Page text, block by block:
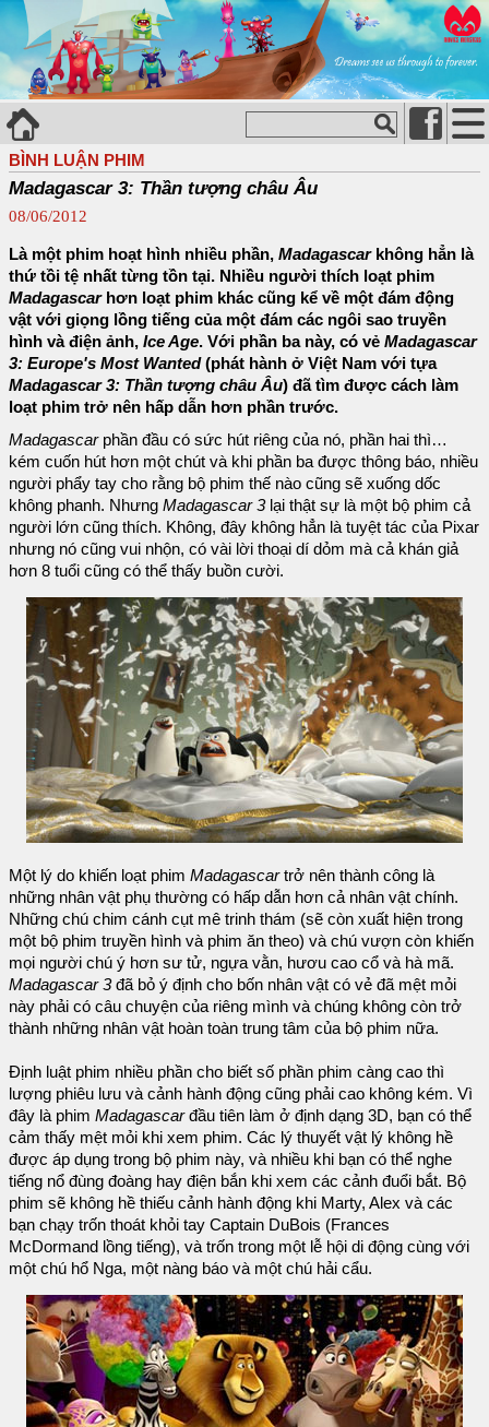
BÌNH LUẬN PHIM
Madagascar 3: Thần tượng châu Âu
08/06/2012
Là một phim hoạt hình nhiều phần, Madagascarkhông hẳn là
thứ tồi tệ nhất từng tồn tại. Nhiều người thích loạt phim
Madagascarhơn loạt phim khác cũng kể về một đám động
vật với giọng lồng tiếng của một đám các ngôi sao truyền
hình và điện ảnh, Ice Age. Với phần ba này, có vẻ Madagascar
3: Europe's Most Wanted(phát hành ở Việt Nam với tựa
Madagascar 3: Thần tượng châu Âu) đã tìm được cách làm
loạt phim trở nên hấp dẫn hơn phần trước.
Madagascarphần đầu có sức hút riêng của nó, phần hai thì…
kém cuốn hút hơn một chút và khi phần ba được thông báo, nhiều
người phẩy tay cho rằng bộ phim thế nào cũng sẽ xuống dốc
không phanh. Nhưng Madagascar 3lại thật sự là một bộ phim cả
người lớn cũng thích. Không, đây không hẳn là tuyệt tác của Pixar
nhưng nó cũng vui nhộn, có vài lời thoại dí dỏm mà cả khán giả
hơn 8 tuổi cũng có thể thấy buồn cười.
Một lý do khiến loạt phim Madagascartrở nên thành công là
những nhân vật phụ thường có hấp dẫn hơn cả nhân vật chính.
Những chú chim cánh cụt mê trinh thám (sẽ còn xuất hiện trong
một bộ phim truyền hình và phim ăn theo) và chú vượn còn khiến
mọi người chú ý hơn sư tử, ngựa vằn, hươu cao cổ và hà mã.
Madagascar 3đã bỏ ý định cho bốn nhân vật có vẻ đã mệt mỏi
này phải có câu chuyện của riêng mình và chúng không còn trở
thành những nhân vật hoàn toàn trung tâm của bộ phim nữa.
Định luật phim nhiều phần cho biết số phần phim càng cao thì
lượng phiêu lưu và cảnh hành động cũng phải cao không kém. Vì
đây là phim Madagascarđầu tiên làm ở định dạng 3D, bạn có thể
cảm thấy mệt mỏi khi xem phim. Các lý thuyết vật lý không hề
được áp dụng trong bộ phim này, và nhiều khi bạn có thể nghe
tiếng nổ đùng đoàng hay điện bắn khi xem các cảnh đuổi bắt. Bộ
phim sẽ không hề thiếu cảnh hành động khi Marty, Alex và các
bạn chạy trốn thoát khỏi tay Captain DuBois (Frances
McDormand lồng tiếng), và trốn trong một lễ hội di động cùng với
một chú hổ Nga, một nàng báo và một chú hải cẩu.